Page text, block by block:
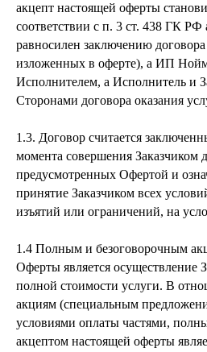
акцепт настоящей оферты
соответствии с п. 3 ст. 438 ГК РФ
равносилен заключению
изложенных в оферте), а ИП
Исполнителем, а Исполнитель и
Сторонами договора оказания
1.3. Договор считается
момента совершения Заказчиком
предусмотренных Офертой и
принятие Заказчиком всех
изъятий или ограничений, на
1.4 Полным и безоговорочным
Оферты является осуществление
полной стоимости услуги. В
акциям (специальным
условиями оплаты частями,
акцептом настоящей оферты